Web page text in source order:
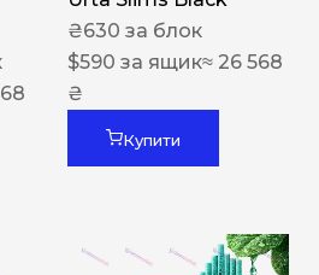
₴630 за блок
$590 за ящик≈ 26 568
₴
Купити